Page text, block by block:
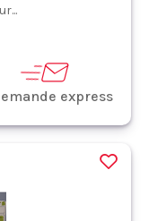
express